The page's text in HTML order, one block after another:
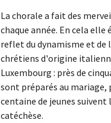
La chorale a fait des
chaque année. En cela
reflet du dynamisme et de
chrétiens d'origine
Luxembourg : près de
sont préparés au mariage,
centaine de jeunes suivent
catéchèse.